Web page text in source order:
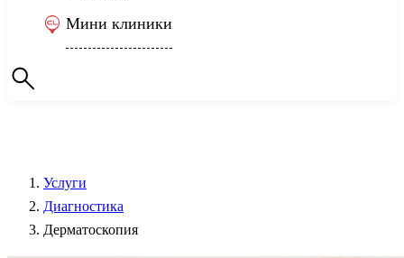
Мини клиники
Услуги
Диагностика
Дерматоскопия